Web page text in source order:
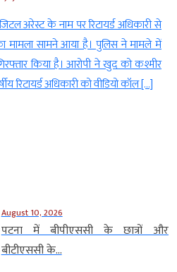
जींद। सामाजिक बुराइयों को खत्म करने
अंकुश लगाने के लिए जींद में नोगामा खाप
फैसले लिए गए हैं। बता दे कि जींद के रामराय
21 गांवों के सर्व समाज की महापंचायत
August 10, 2026
पटना में बीपीएससी के छात्रों और
बीटीएससी के...